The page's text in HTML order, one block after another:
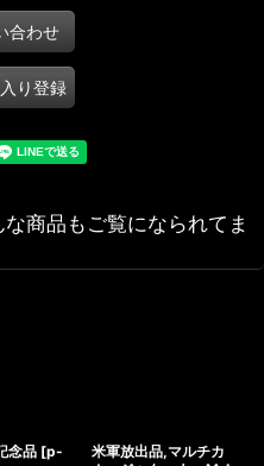
合わせ
り登録
商品もご覧になられてま
念品 [p-
米軍放出品,マルチカ